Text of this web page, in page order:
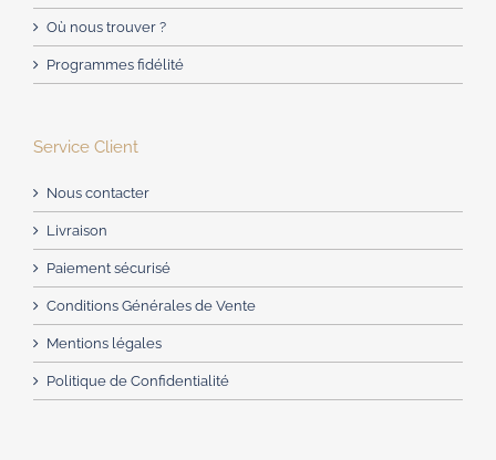
Où nous trouver ?
Programmes fidélité
Service Client
Nous contacter
Livraison
Paiement sécurisé
Conditions Générales de Vente
Mentions légales
Politique de Confidentialité